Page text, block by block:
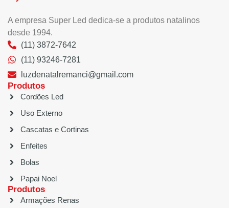
A empresa Super Led dedica-se a produtos natalinos
desde 1994.
(11) 3872-7642
(11) 93246-7281
luzdenatalremanci@gmail.com
Produtos
Cordões Led
Uso Externo
Cascatas e Cortinas
Enfeites
Bolas
Papai Noel
Produtos
Armações Renas